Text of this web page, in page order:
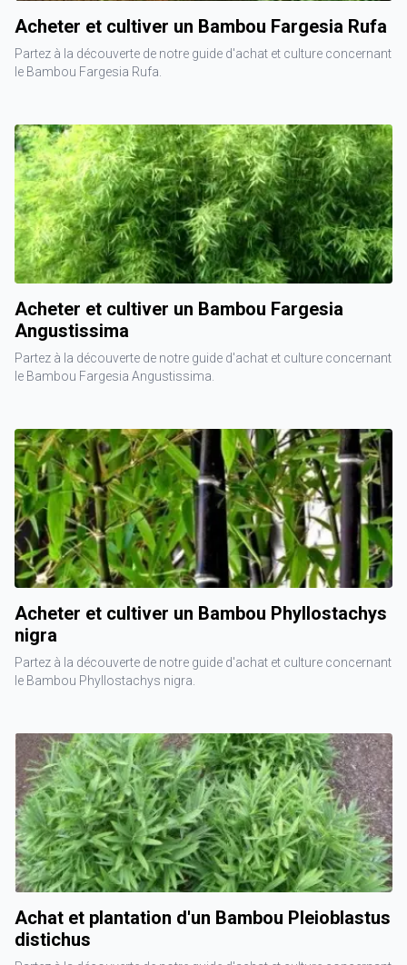
Acheter et cultiver un Bambou Fargesia Rufa
Partez à la découverte de notre guide d'achat et culture concernant
le Bambou Fargesia Rufa.
Acheter et cultiver un Bambou Fargesia
Angustissima
Partez à la découverte de notre guide d'achat et culture concernant
le Bambou Fargesia Angustissima.
Acheter et cultiver un Bambou Phyllostachys
nigra
Partez à la découverte de notre guide d'achat et culture concernant
le Bambou Phyllostachys nigra.
Achat et plantation d'un Bambou Pleioblastus
distichus